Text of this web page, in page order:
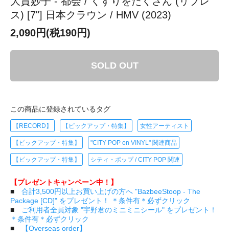
ス) [7"] 日本クラウン / HMV (2023)
2,090円(税190円)
SOLD OUT
この商品に登録されているタグ
【RECORD】 【ピックアップ・特集】 女性アーティスト
【ピックアップ・特集】 "CITY POP on VINYL" 関連商品
【ピックアップ・特集】 シティ・ポップ / CITY POP 関連
【プレゼントキャンペーン中！】
■ 合計3,500円以上お買い上げの方へ "BazbeeStoop - The
Package [CD]" をプレゼント！ ＊条件有＊必ずクリック
■
ご利用者全員対象 "宇野君のミニミニシール" をプレゼント！
＊条件有＊必ずクリック
■
【Overseas order】